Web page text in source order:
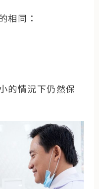
相同：
的情況下仍然保